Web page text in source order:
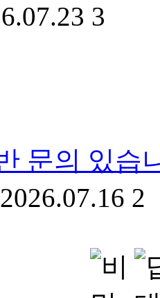
3
문의 있습
2026.07.16 2